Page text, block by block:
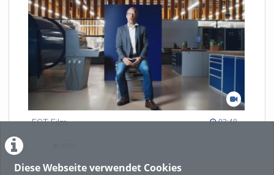
Diese Webseite verwendet Cookies
EGT Film 02:48
02:48 duration
2293